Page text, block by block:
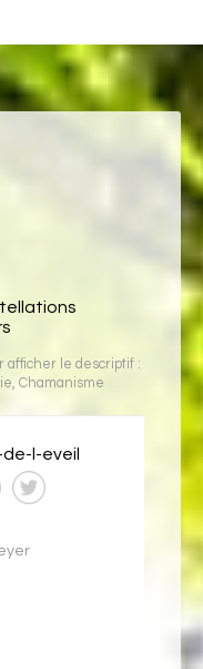
afficher le descriptif :
, Chamanisme
l-eveil